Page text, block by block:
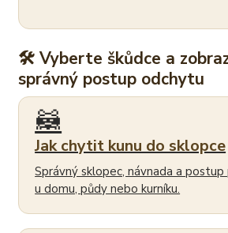
🛠 Vyberte škůdce a
správný postup odchytu
🦝
Jak chytit kunu do sklopce
Správný sklopec, návnada a
u domu, půdy nebo kurníku.